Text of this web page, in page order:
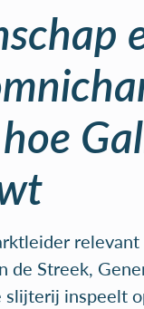
de Streek,
slijterij inspeelt